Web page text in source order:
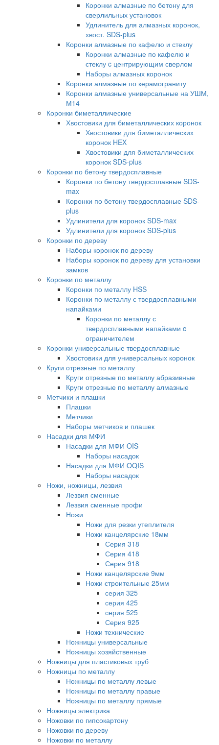
Коронки алмазные по бетону для
сверлильных установок
Удлинитель для алмазных коронок,
хвост. SDS-plus
Коронки алмазные по кафелю и стеклу
Коронки алмазные по кафелю и
стеклу c центрирующим сверлом
Наборы алмазных коронок
Коронки алмазные по керамограниту
Коронки алмазные универсальные на УШМ,
М14
Коронки биметаллические
Хвостовики для биметаллических коронок
Хвостовики для биметаллических
коронок HEX
Хвостовики для биметаллических
коронок SDS-plus
Коронки по бетону твердосплавные
Коронки по бетону твердосплавные SDS-
max
Коронки по бетону твердосплавные SDS-
plus
Удлинители для коронок SDS-max
Удлинители для коронок SDS-plus
Коронки по дереву
Наборы коронок по дереву
Наборы коронок по дереву для установки
замков
Коронки по металлу
Коронки по металлу HSS
Коронки по металлу с твердосплавными
напайками
Коронки по металлу с
твердосплавными напайками c
ограничителем
Коронки универсальные твердосплавные
Хвостовики для универсальных коронок
Круги отрезные по металлу
Круги отрезные по металлу абразивные
Круги отрезные по металлу алмазные
Метчики и плашки
Плашки
Метчики
Наборы метчиков и плашек
Насадки для МФИ
Насадки для МФИ OIS
Наборы насадок
Насадки для МФИ OQIS
Наборы насадок
Ножи, ножницы, лезвия
Лезвия сменные
Лезвия сменные профи
Ножи
Ножи для резки утеплителя
Ножи канцелярские 18мм
Серия 318
Серия 418
Серия 918
Ножи канцелярские 9мм
Ножи строительные 25мм
серия 325
серия 425
серия 525
Серия 925
Ножи технические
Ножницы универсальные
Ножницы хозяйственные
Ножницы для пластиковых труб
Ножницы по металлу
Ножницы по металлу левые
Ножницы по металлу правые
Ножницы по металлу прямые
Ножницы электрика
Ножовки по гипсокартону
Ножовки по дереву
Ножовки по металлу